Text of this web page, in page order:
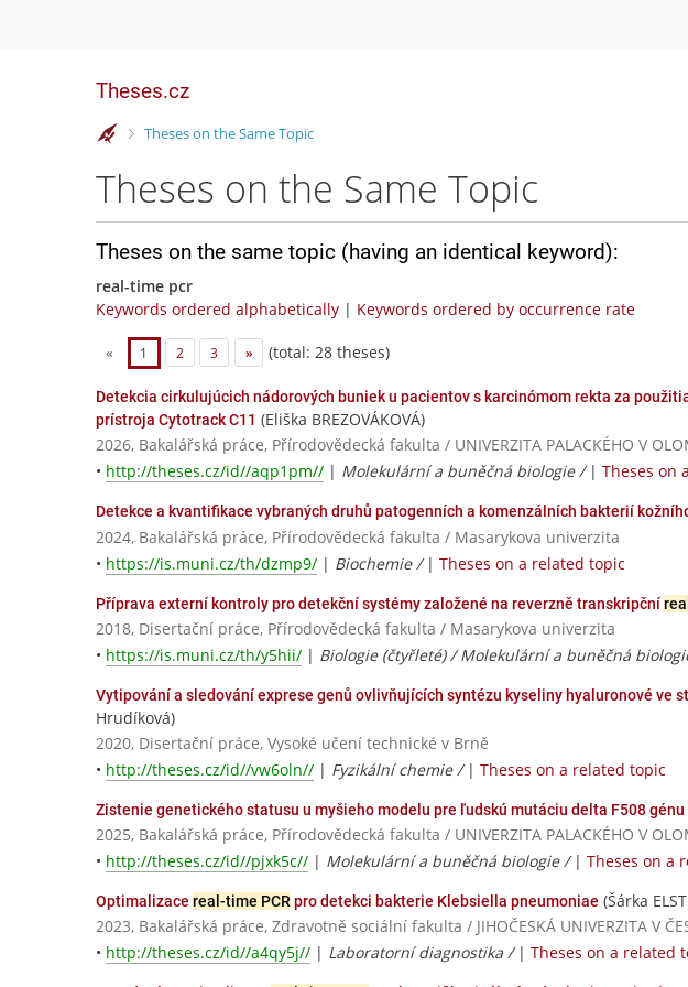
Theses.cz
>
Theses on the Same Topic
Theses on the Same Topic
Theses on the same topic (having an identical keyword):
real-time pcr
Keywords ordered alphabetically | Keywords ordered by occurrence rate
« 1 2 3 » (total: 28 theses)
Detekcia cirkulujúcich nádorových buniek u pacientov s karcinómom rekta za
prístroja Cytotrack C11 (Eliška BREZOVÁKOVÁ)
2026, Bakalářská práce, Přírodovědecká fakulta / UNIVERZITA PALACKÉHO V
• http://theses.cz/id//aqp1pm// | Molekulární a buněčná biologie / | Theses on
Detekce a kvantifikace vybraných druhů patogenních a komenzálních bakterií
2024, Bakalářská práce, Přírodovědecká fakulta / Masarykova univerzita
• https://is.muni.cz/th/dzmp9/ | Biochemie / | Theses on a related topic
Příprava externí kontroly pro detekční systémy založené na reverzně transkripční
2018, Disertační práce, Přírodovědecká fakulta / Masarykova univerzita
• https://is.muni.cz/th/y5hii/ | Biologie (čtyřleté) / Molekulární a buněčná
Vytipování a sledování exprese genů ovlivňujících syntézu kyseliny hyaluronové ve
Hrudíková)
2020, Disertační práce, Vysoké učení technické v Brně
• http://theses.cz/id//vw6oln// | Fyzikální chemie / | Theses on a related topic
Zistenie genetického statusu u myšieho modelu pre ľudskú mutáciu delta F508 génu
2025, Bakalářská práce, Přírodovědecká fakulta / UNIVERZITA PALACKÉHO V
• http://theses.cz/id//pjxk5c// | Molekulární a buněčná biologie / | Theses on a
Optimalizace real-time PCR pro detekci bakterie Klebsiella pneumoniae (Šárka
2023, Bakalářská práce, Zdravotně sociální fakulta / JIHOČESKÁ UNIVERZITA V
• http://theses.cz/id//a4qy5j// | Laboratorní diagnostika / | Theses on a related